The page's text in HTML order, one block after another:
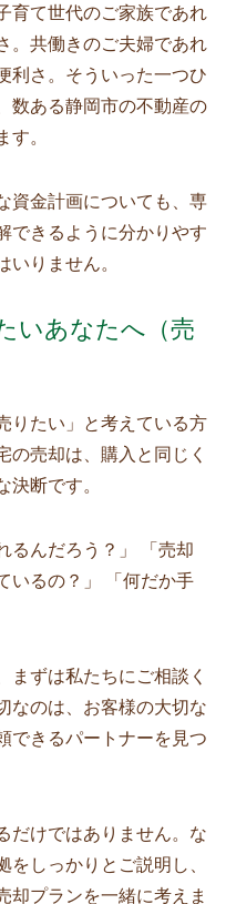
育て世代のご家族であれ
。共働きのご夫婦であれ
利さ。そういった一つひ
数ある静岡市の不動産の
す。
資金計画についても、専
できるように分かりやす
いりません。
いあなたへ（売
りたい」と考えている方
の売却は、購入と同じく
決断です。
るんだろう？」 「売却
いるの？」 「何だか手
まずは私たちにご相談く
なのは、お客様の大切な
できるパートナーを見つ
だけではありません。な
しっかりとご説明し、
却プランを一緒に考えま